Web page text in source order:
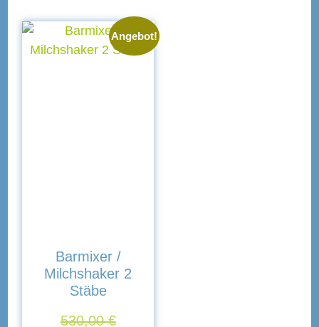
Angebot!
Barmixer /
Milchshaker 2
Stäbe
530,00€